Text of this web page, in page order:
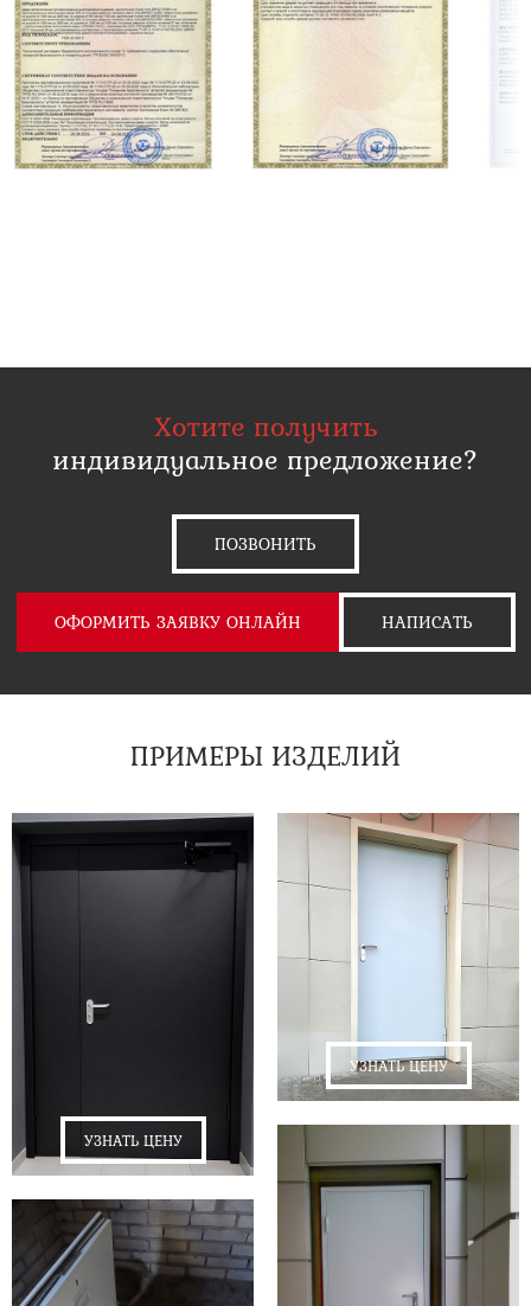
Хотите получить
индивидуальное предложение?
ПОЗВОНИТЬ
ОФОРМИТЬ ЗАЯВКУ ОНЛАЙН НАПИСАТЬ
ПРИМЕРЫ ИЗДЕЛИЙ
УЗНАТЬ ЦЕНУ
УЗНАТЬ ЦЕНУ